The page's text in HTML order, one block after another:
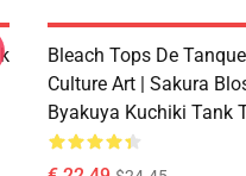
Bleach Tops De
Culture Art | Sakura
Byakuya Kuchiki Tank